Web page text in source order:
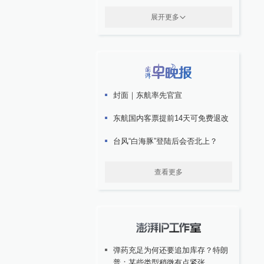
展开更多
封面｜东航率先官宣
东航国内客票提前14天可免费退改
台风“白海豚”登陆后会否北上？
查看更多
弹药充足为何还要追加库存？特朗